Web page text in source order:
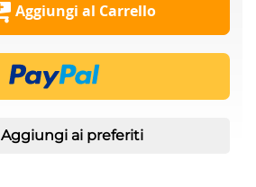
Aggiungi al Carrello
Aggiungi ai preferiti